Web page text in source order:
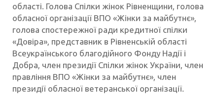
області. Голова Спілки жінок Рівненщини, голова
обласної організації ВПО «Жінки за майбутнє»,
голова спостережної ради кредитної спілки
«Довіра», представник в Рівненській області
Всеукраїнського благодійного Фонду Надії і
Добра, член президії Спілки жінок України, член
правління ВПО «Жінки за майбутнє», член
президії обласної ветеранської організації.